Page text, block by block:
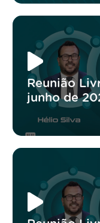
Reunião
junho de